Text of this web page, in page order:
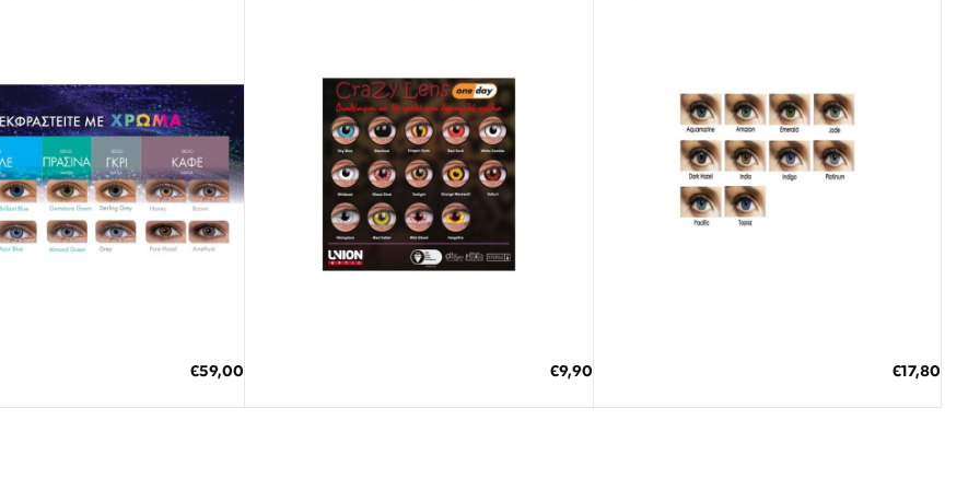
ΕΠΙΚΟΙΝΩΝΊΑ
ΑΚΟΛΟΥΘΉΣΤΕ ΜΑΣ
€59,00 €9,90 €17,80